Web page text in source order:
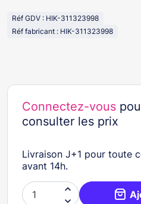
Réf GDV : HIK-311323998
Réf fabricant : HIK-311323998
Connectez-vous
consulter les prix
Livraison J+1 pour toute
avant 14h.

